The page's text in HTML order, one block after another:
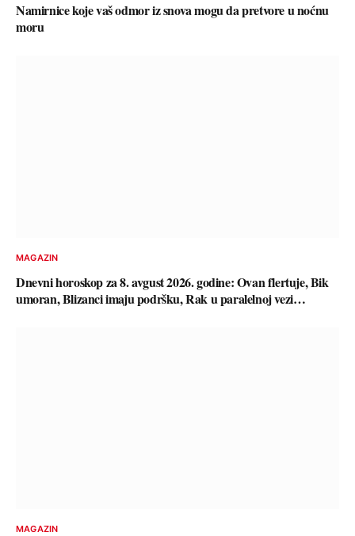
Namirnice koje vaš odmor iz snova mogu da pretvore u noćnu
moru
MAGAZIN
Dnevni horoskop za 8. avgust 2026. godine: Ovan flertuje, Bik
umoran, Blizanci imaju podršku, Rak u paralelnoj vezi…
MAGAZIN